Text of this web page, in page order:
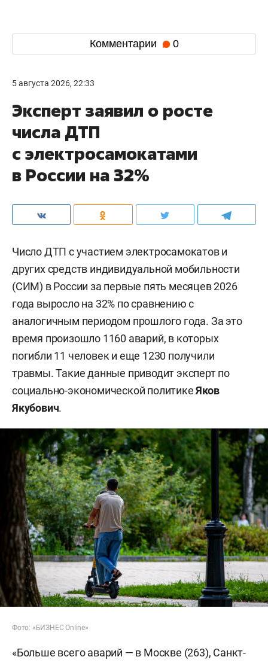
Комментарии 0
5 августа 2026, 22:33
Эксперт заявил о росте
числа ДТП
с электросамокатами
в России на 32%
Число ДТП с участием электросамокатов и
других средств индивидуальной мобильности
(СИМ) в России за первые пять месяцев 2026
года выросло на 32% по сравнению с
аналогичным периодом прошлого года. За это
время произошло 1160 аварий, в которых
погибли 11 человек и еще 1230 получили
травмы. Такие данные приводит эксперт по
социально-экономической политикеЯков
Якубович.
Фото: «БИЗНЕС Online»
«Больше всего аварий — в Москве (263), Санкт-